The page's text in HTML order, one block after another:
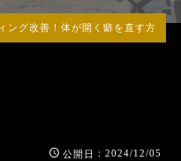
ング改善！体が開く癖を直す方法
公開日 ：2024/12/05